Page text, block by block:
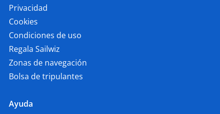
Privacidad
Cookies
Condiciones de uso
Regala Sailwiz
Zonas de navegación
Bolsa de tripulantes
Ayuda